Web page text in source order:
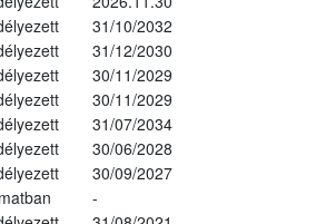
31/10/2032
31/12/2030
30/11/2029
30/11/2029
31/07/2034
30/06/2028
30/09/2027
-